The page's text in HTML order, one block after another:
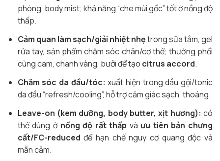
phòng, body mist; khả năng “che mùi gốc” tốt ở nồng độ
thấp.
Cảm quan làm sạch/giải nhiệt nhẹtrong sữa tắm, gel
rửa tay, sản phẩm chăm sóc chân/cơ thể; thường phối
cùng cam, chanh vàng, bưởi để tạo citrus accord.
Chăm sóc da đầu/tóc: xuất hiện trong dầu gội/tonic
da đầu “refresh/cooling”, hỗ trợ cảm giác sạch, thoáng.
Leave-on (kem dưỡng, body butter, xịt hương): có
thể dùng ở nồng độ rất thấp và ưu tiên bản chưng
cất/FC-reduced để hạn chế nguy cơ quang độc và
mẫn cảm.